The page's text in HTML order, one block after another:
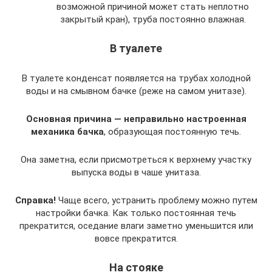
возможной причиной может стать неплотно
закрытый кран), труба постоянно влажная.
В туалете
В туалете конденсат появляется на трубах холодной
воды и на смывном бачке (реже на самом унитазе).
Основная причина — неправильно настроенная
механика бачка, образующая постоянную течь.
Она заметна, если присмотреться к верхнему участку
выпуска воды в чаше унитаза.
Справка! Чаще всего, устранить проблему можно путем
настройки бачка. Как только постоянная течь
прекратится, оседание влаги заметно уменьшится или
вовсе прекратится.
На стояке